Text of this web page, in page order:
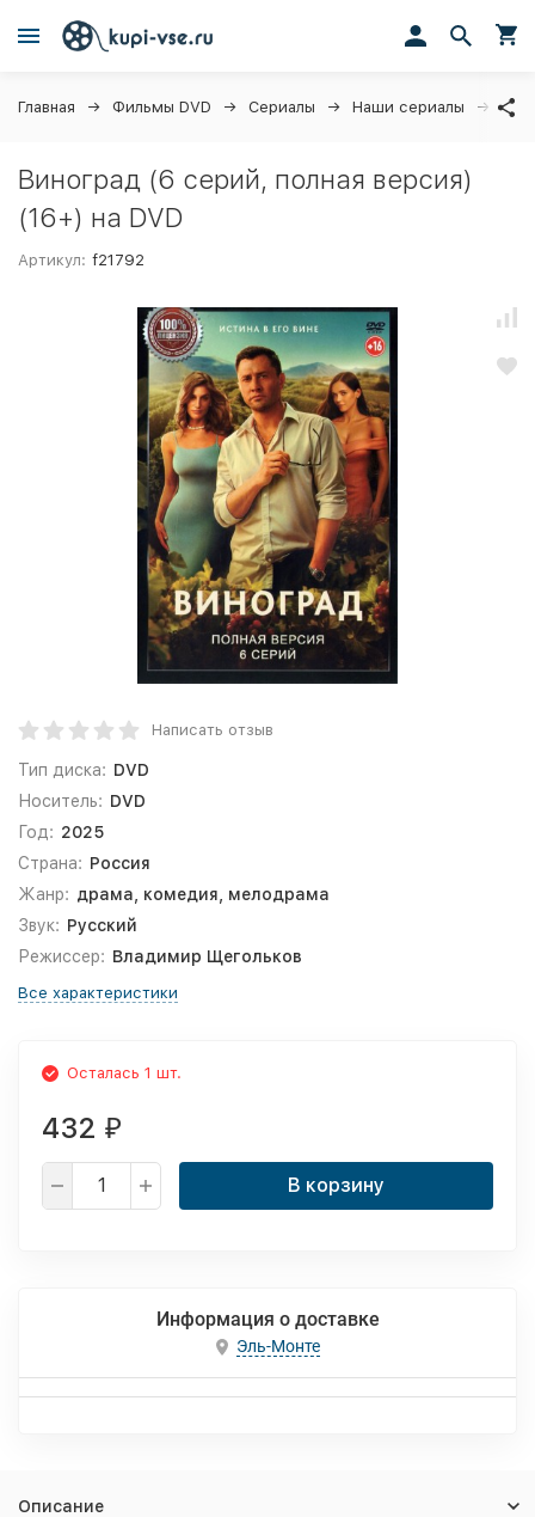
Главная Фильмы DVD Сериалы Наши сериалы
Виноград (6 серий, полная версия)
(16+) на DVD
Артикул: f21792
Написать отзыв
Тип диска: DVD
Носитель: DVD
Год: 2025
Страна: Россия
Жанр: драма, комедия, мелодрама
Звук: Русский
Режиссер: Владимир Щегольков
Все характеристики
Осталась 1 шт.
432 ₽
В корзину
Информация о доставке
Эль-Монте
Описание